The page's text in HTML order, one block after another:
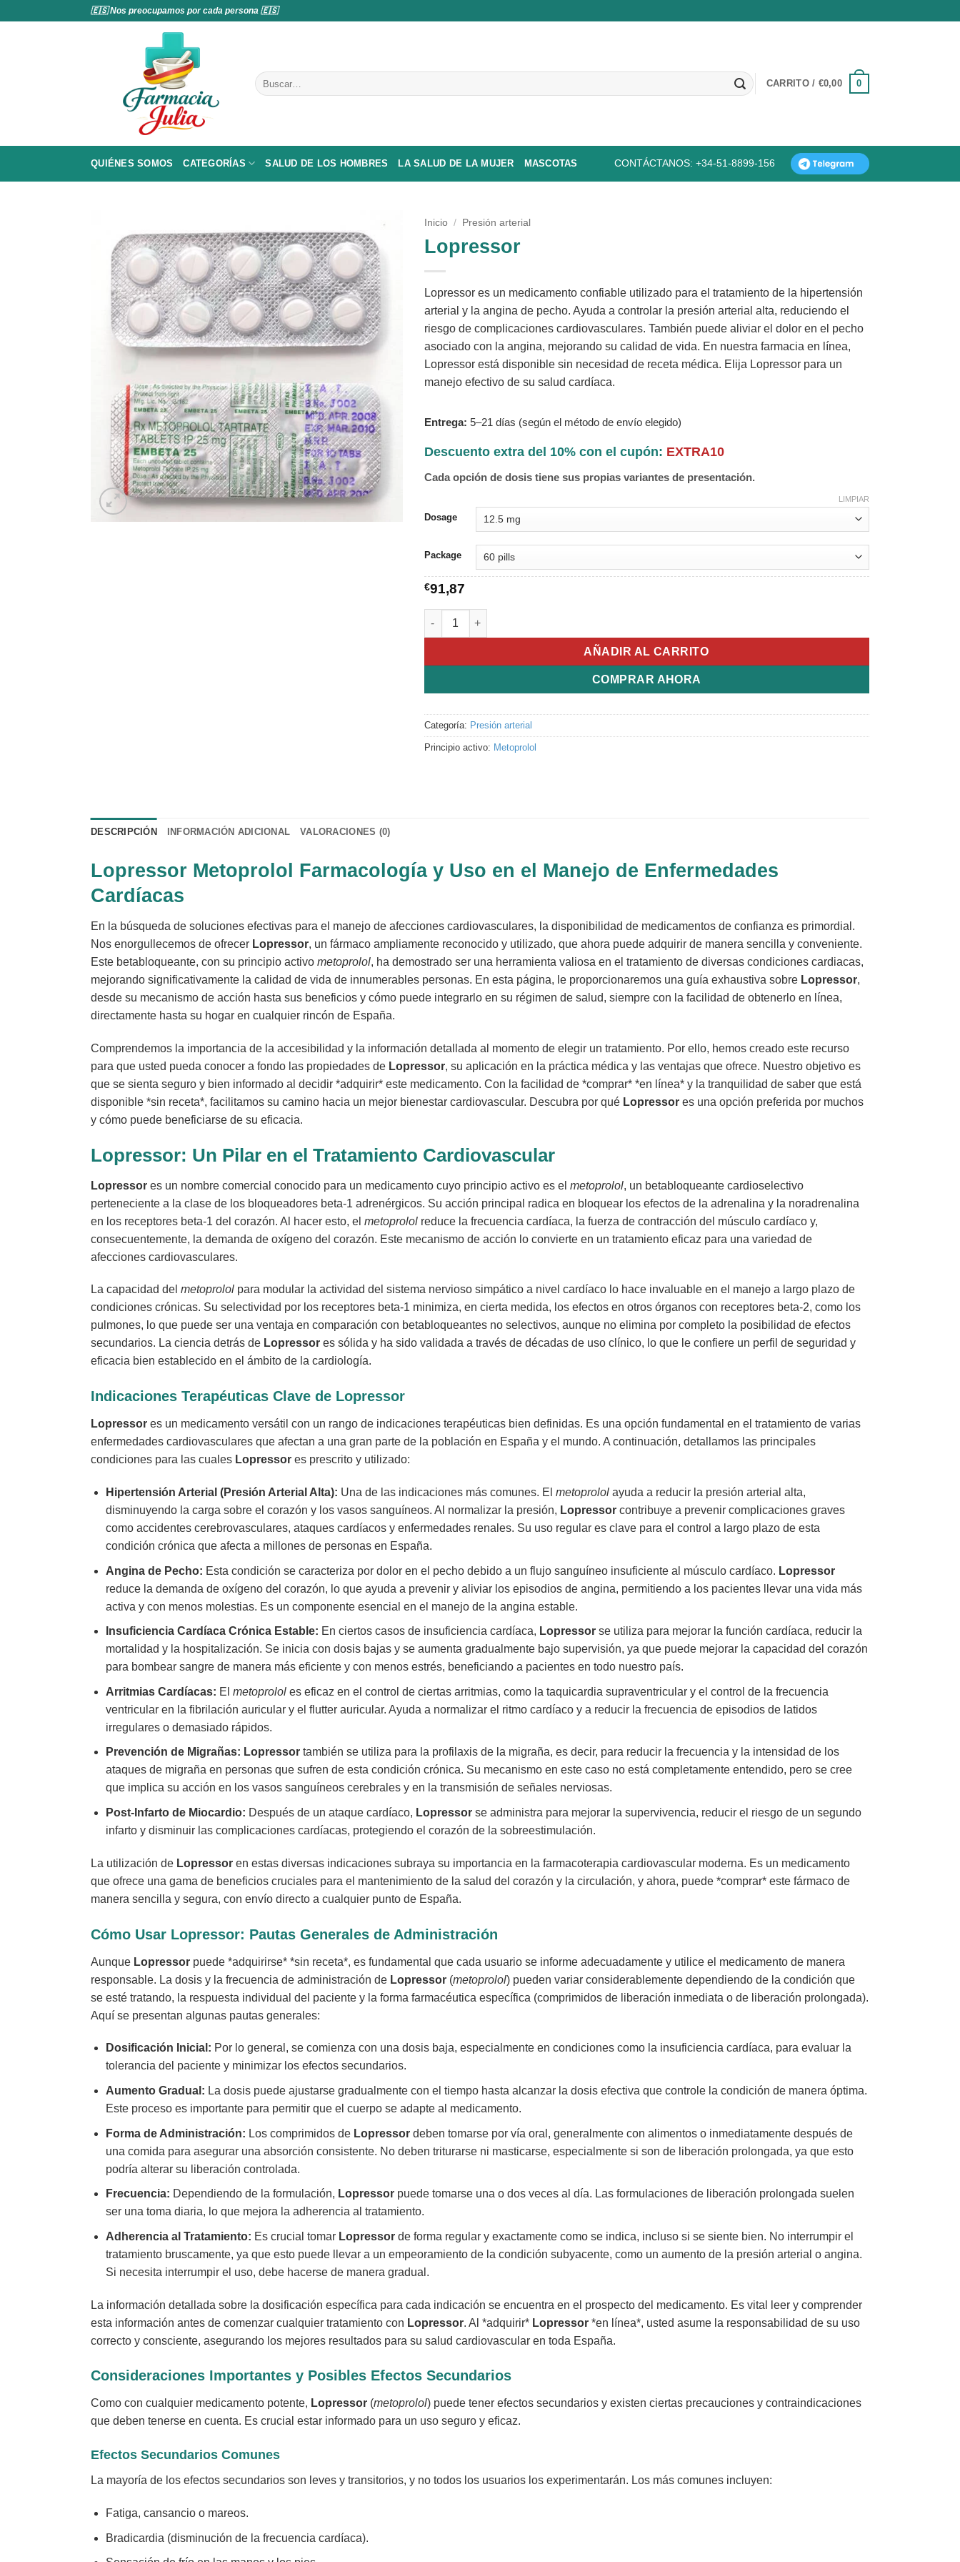
🇪🇸 Nos preocupamos por cada persona 🇪🇸
Buscar
por:
CARRITO / €0,00 0
QUIÉNES SOMOS CATEGORÍAS SALUD DE LOS HOMBRES LA SALUD DE LA MUJER MASCOTAS CONTÁCTANOS: +34-51-8899-156
Inicio / Presión arterial
Lopressor
Lopressor es un medicamento confiable utilizado para el tratamiento de la hipertensión
arterial y la angina de pecho. Ayuda a controlar la presión arterial alta, reduciendo el
riesgo de complicaciones cardiovasculares. También puede aliviar el dolor en el pecho
asociado con la angina, mejorando su calidad de vida. En nuestra farmacia en línea,
Lopressor está disponible sin necesidad de receta médica. Elija Lopressor para un
manejo efectivo de su salud cardíaca.
Entrega: 5–21 días (según el método de envío elegido)
Descuento extra del 10% con el cupón: EXTRA10
Cada opción de dosis tiene sus propias variantes de presentación.
Dosage
Package
LIMPIAR
€91,87
Lopressor cantidad
AÑADIR AL CARRITO
COMPRAR AHORA
Categoría: Presión arterial
Principio activo: Metoprolol
DESCRIPCIÓN INFORMACIÓN ADICIONAL VALORACIONES (0)
Lopressor Metoprolol Farmacología y Uso en el Manejo de Enfermedades
Cardíacas
En la búsqueda de soluciones efectivas para el manejo de afecciones cardiovasculares, la disponibilidad de medicamentos de confianza es primordial.
Nos enorgullecemos de ofrecer Lopressor, un fármaco ampliamente reconocido y utilizado, que ahora puede adquirir de manera sencilla y conveniente.
Este betabloqueante, con su principio activo metoprolol, ha demostrado ser una herramienta valiosa en el tratamiento de diversas condiciones cardiacas,
mejorando significativamente la calidad de vida de innumerables personas. En esta página, le proporcionaremos una guía exhaustiva sobre Lopressor,
desde su mecanismo de acción hasta sus beneficios y cómo puede integrarlo en su régimen de salud, siempre con la facilidad de obtenerlo en línea,
directamente hasta su hogar en cualquier rincón de España.
Comprendemos la importancia de la accesibilidad y la información detallada al momento de elegir un tratamiento. Por ello, hemos creado este recurso
para que usted pueda conocer a fondo las propiedades de Lopressor, su aplicación en la práctica médica y las ventajas que ofrece. Nuestro objetivo es
que se sienta seguro y bien informado al decidir *adquirir* este medicamento. Con la facilidad de *comprar* *en línea* y la tranquilidad de saber que está
disponible *sin receta*, facilitamos su camino hacia un mejor bienestar cardiovascular. Descubra por qué Lopressor es una opción preferida por muchos
y cómo puede beneficiarse de su eficacia.
Lopressor: Un Pilar en el Tratamiento Cardiovascular
Lopressor es un nombre comercial conocido para un medicamento cuyo principio activo es el metoprolol, un betabloqueante cardioselectivo
perteneciente a la clase de los bloqueadores beta-1 adrenérgicos. Su acción principal radica en bloquear los efectos de la adrenalina y la noradrenalina
en los receptores beta-1 del corazón. Al hacer esto, el metoprolol reduce la frecuencia cardíaca, la fuerza de contracción del músculo cardíaco y,
consecuentemente, la demanda de oxígeno del corazón. Este mecanismo de acción lo convierte en un tratamiento eficaz para una variedad de
afecciones cardiovasculares.
La capacidad del metoprolol para modular la actividad del sistema nervioso simpático a nivel cardíaco lo hace invaluable en el manejo a largo plazo de
condiciones crónicas. Su selectividad por los receptores beta-1 minimiza, en cierta medida, los efectos en otros órganos con receptores beta-2, como los
pulmones, lo que puede ser una ventaja en comparación con betabloqueantes no selectivos, aunque no elimina por completo la posibilidad de efectos
secundarios. La ciencia detrás de Lopressor es sólida y ha sido validada a través de décadas de uso clínico, lo que le confiere un perfil de seguridad y
eficacia bien establecido en el ámbito de la cardiología.
Indicaciones Terapéuticas Clave de Lopressor
Lopressor es un medicamento versátil con un rango de indicaciones terapéuticas bien definidas. Es una opción fundamental en el tratamiento de varias
enfermedades cardiovasculares que afectan a una gran parte de la población en España y el mundo. A continuación, detallamos las principales
condiciones para las cuales Lopressor es prescrito y utilizado:
Hipertensión Arterial (Presión Arterial Alta): Una de las indicaciones más comunes. El metoprololayuda a reducir la presión arterial alta,
disminuyendo la carga sobre el corazón y los vasos sanguíneos. Al normalizar la presión, Lopressorcontribuye a prevenir complicaciones graves
como accidentes cerebrovasculares, ataques cardíacos y enfermedades renales. Su uso regular es clave para el control a largo plazo de esta
condición crónica que afecta a millones de personas en España.
Angina de Pecho: Esta condición se caracteriza por dolor en el pecho debido a un flujo sanguíneo insuficiente al músculo cardíaco. Lopressor
reduce la demanda de oxígeno del corazón, lo que ayuda a prevenir y aliviar los episodios de angina, permitiendo a los pacientes llevar una vida más
activa y con menos molestias. Es un componente esencial en el manejo de la angina estable.
Insuficiencia Cardíaca Crónica Estable: En ciertos casos de insuficiencia cardíaca, Lopressorse utiliza para mejorar la función cardíaca, reducir la
mortalidad y la hospitalización. Se inicia con dosis bajas y se aumenta gradualmente bajo supervisión, ya que puede mejorar la capacidad del corazón
para bombear sangre de manera más eficiente y con menos estrés, beneficiando a pacientes en todo nuestro país.
Arritmias Cardíacas: El metoprololes eficaz en el control de ciertas arritmias, como la taquicardia supraventricular y el control de la frecuencia
ventricular en la fibrilación auricular y el flutter auricular. Ayuda a normalizar el ritmo cardíaco y a reducir la frecuencia de episodios de latidos
irregulares o demasiado rápidos.
Prevención de Migrañas: Lopressortambién se utiliza para la profilaxis de la migraña, es decir, para reducir la frecuencia y la intensidad de los
ataques de migraña en personas que sufren de esta condición crónica. Su mecanismo en este caso no está completamente entendido, pero se cree
que implica su acción en los vasos sanguíneos cerebrales y en la transmisión de señales nerviosas.
Post-Infarto de Miocardio: Después de un ataque cardíaco, Lopressorse administra para mejorar la supervivencia, reducir el riesgo de un segundo
infarto y disminuir las complicaciones cardíacas, protegiendo el corazón de la sobreestimulación.
La utilización de Lopressor en estas diversas indicaciones subraya su importancia en la farmacoterapia cardiovascular moderna. Es un medicamento
que ofrece una gama de beneficios cruciales para el mantenimiento de la salud del corazón y la circulación, y ahora, puede *comprar* este fármaco de
manera sencilla y segura, con envío directo a cualquier punto de España.
Cómo Usar Lopressor: Pautas Generales de Administración
Aunque Lopressor puede *adquirirse* *sin receta*, es fundamental que cada usuario se informe adecuadamente y utilice el medicamento de manera
responsable. La dosis y la frecuencia de administración de Lopressor (metoprolol) pueden variar considerablemente dependiendo de la condición que
se esté tratando, la respuesta individual del paciente y la forma farmacéutica específica (comprimidos de liberación inmediata o de liberación prolongada).
Aquí se presentan algunas pautas generales:
Dosificación Inicial: Por lo general, se comienza con una dosis baja, especialmente en condiciones como la insuficiencia cardíaca, para evaluar la
tolerancia del paciente y minimizar los efectos secundarios.
Aumento Gradual: La dosis puede ajustarse gradualmente con el tiempo hasta alcanzar la dosis efectiva que controle la condición de manera óptima.
Este proceso es importante para permitir que el cuerpo se adapte al medicamento.
Forma de Administración: Los comprimidos de Lopressordeben tomarse por vía oral, generalmente con alimentos o inmediatamente después de
una comida para asegurar una absorción consistente. No deben triturarse ni masticarse, especialmente si son de liberación prolongada, ya que esto
podría alterar su liberación controlada.
Frecuencia: Dependiendo de la formulación, Lopressorpuede tomarse una o dos veces al día. Las formulaciones de liberación prolongada suelen
ser una toma diaria, lo que mejora la adherencia al tratamiento.
Adherencia al Tratamiento: Es crucial tomar Lopressorde forma regular y exactamente como se indica, incluso si se siente bien. No interrumpir el
tratamiento bruscamente, ya que esto puede llevar a un empeoramiento de la condición subyacente, como un aumento de la presión arterial o angina.
Si necesita interrumpir el uso, debe hacerse de manera gradual.
La información detallada sobre la dosificación específica para cada indicación se encuentra en el prospecto del medicamento. Es vital leer y comprender
esta información antes de comenzar cualquier tratamiento con Lopressor. Al *adquirir* Lopressor *en línea*, usted asume la responsabilidad de su uso
correcto y consciente, asegurando los mejores resultados para su salud cardiovascular en toda España.
Consideraciones Importantes y Posibles Efectos Secundarios
Como con cualquier medicamento potente, Lopressor (metoprolol) puede tener efectos secundarios y existen ciertas precauciones y contraindicaciones
que deben tenerse en cuenta. Es crucial estar informado para un uso seguro y eficaz.
Efectos Secundarios Comunes
La mayoría de los efectos secundarios son leves y transitorios, y no todos los usuarios los experimentarán. Los más comunes incluyen:
Fatiga, cansancio o mareos.
Bradicardia (disminución de la frecuencia cardíaca).